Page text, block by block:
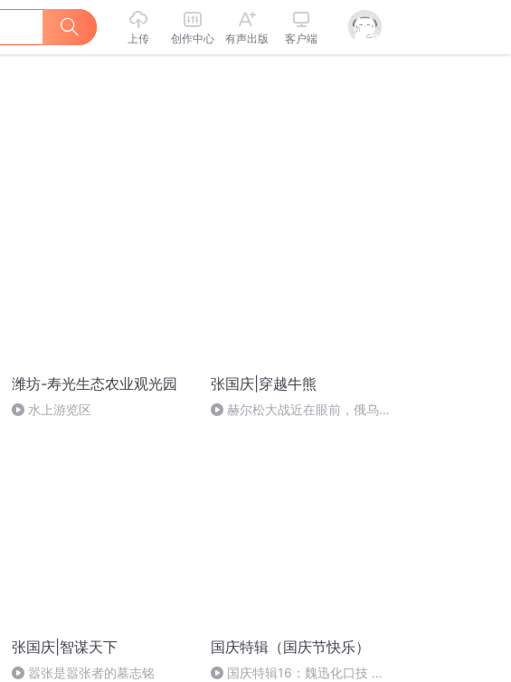
上传 创作中心 有声出版 客户端
潍坊-寿光生态农业观光园
水上游览区
张国庆|穿越牛熊
赫尔松大战近在眼前，俄乌冲
张国庆|智谋天下
嚣张是嚣张者的墓志铭
国庆特辑（国庆节快乐）
国庆特辑16：魏迅化口技 二